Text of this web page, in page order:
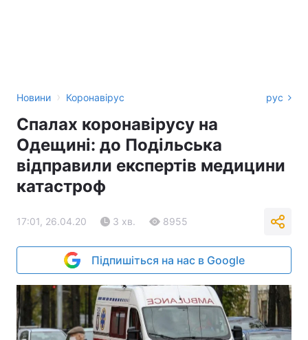
Новини › Коронавірус рус
Спалах коронавірусу на
Одещині: до Подільська
відправили експертів медицини
катастроф
17:01, 26.04.20 3 хв. 8955
Підпишіться на нас в Google